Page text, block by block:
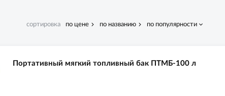
сортировка по цене по названию по популярности
Портативный мягкий топливный бак ПТМБ-100 л